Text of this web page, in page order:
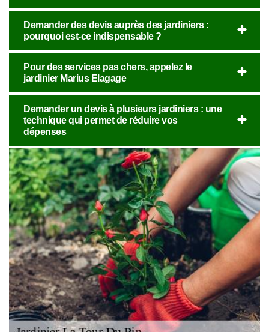
Demander des devis auprès des jardiniers :
pourquoi est-ce indispensable ?
Pour des services pas chers, appelez le
jardinier Marius Elagage
Demander un devis à plusieurs jardiniers : une
technique qui permet de réduire vos
dépenses